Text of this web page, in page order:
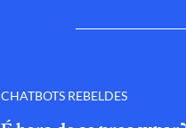
CHATBOTS REBELDES